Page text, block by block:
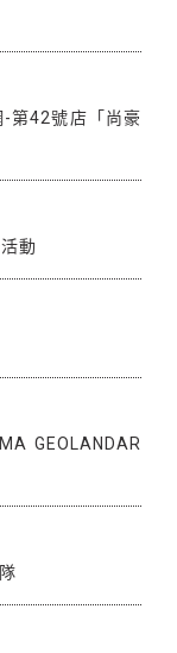
-第42號店「尚豪
動
GEOLANDAR